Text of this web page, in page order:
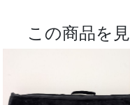
この商品を